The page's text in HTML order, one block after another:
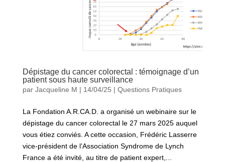
Dépistage du cancer colorectal : témoignage d’un
patient sous haute surveillance
par Jacqueline M | 14/04/25 | Questions Pratiques
La Fondation A.R.CA.D. a organisé un webinaire sur le
dépistage du cancer colorectal le 27 mars 2025 auquel
vous étiez conviés. A cette occasion, Frédéric Lasserre
vice-président de l’Association Syndrome de Lynch
France a été invité, au titre de patient expert,...